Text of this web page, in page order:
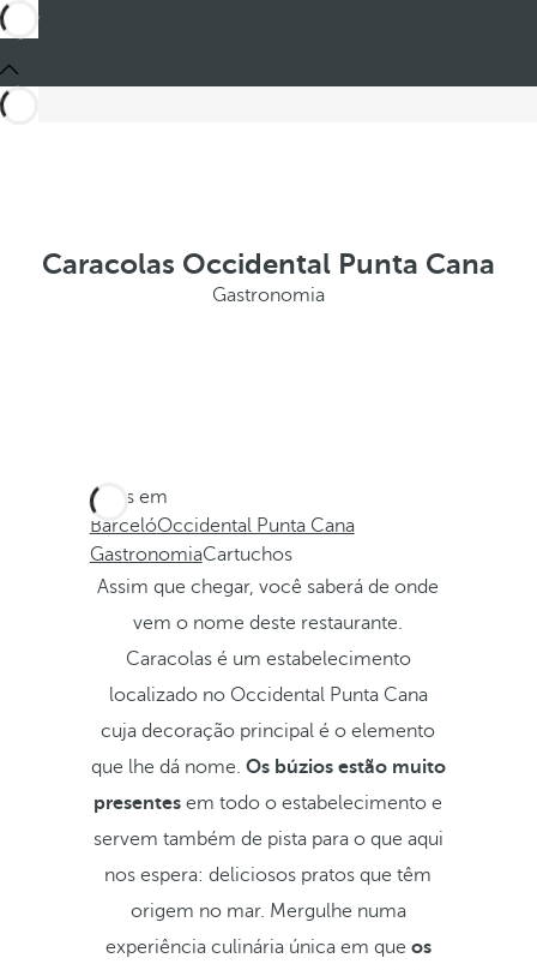
Caracolas Occidental Punta Cana
Gastronomia
Estes em
BarcelóOccidental Punta Cana
GastronomiaCartuchos
Assim que chegar, você saberá de onde
vem o nome deste restaurante.
Caracolas é um estabelecimento
localizado no Occidental Punta Cana
cuja decoração principal é o elemento
que lhe dá nome. Os búzios estão muito
presentes em todo o estabelecimento e
servem também de pista para o que aqui
nos espera: deliciosos pratos que têm
origem no mar. Mergulhe numa
experiência culinária única em que os